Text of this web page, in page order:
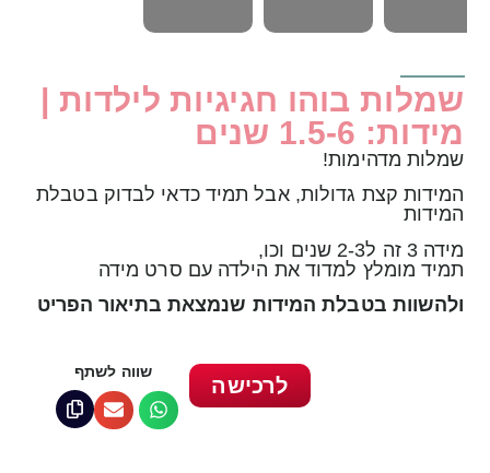
שמלות בוהו חגיגיות לילדות |
מידות: 1.5-6 שנים
שמלות מדהימות!
המידות קצת גדולות, אבל תמיד כדאי לבדוק בטבלת
המידות
מידה 3 זה ל2-3 שנים וכו,
תמיד מומלץ למדוד את הילדה עם סרט מידה
ולהשוות בטבלת המידות שנמצאת בתיאור הפריט
שווה לשתף
לרכישה